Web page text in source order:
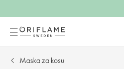
Maska za kosu